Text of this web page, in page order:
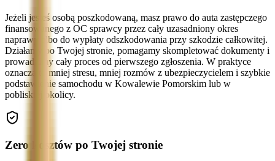
Jeżeli jesteś osobą poszkodowaną, masz prawo do auta zastępczego
finansowanego z OC sprawcy przez cały uzasadniony okres
naprawy albo do wypłaty odszkodowania przy szkodzie całkowitej.
Działamy po Twojej stronie, pomagamy skompletować dokumenty i
prowadzimy cały proces od pierwszego zgłoszenia. W praktyce
oznacza to mniej stresu, mniej rozmów z ubezpieczycielem i szybkie
podstawienie samochodu w Kowalewie Pomorskim lub w
pobliskiej okolicy.
Zero kosztów po Twojej stronie